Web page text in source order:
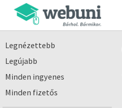
Legnézettebb
Legújabb
Minden ingyenes
Minden fizetős